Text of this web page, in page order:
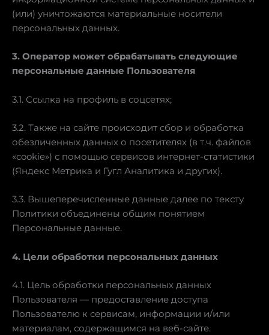
(или) уничтожаются материальные носители
персональных данных.
3. Оператор может обрабатывать следующие
персональные данные Пользователя
3.1. Ссылка на профиль в соцсетях;
3.2. Также на сайте происходит сбор и обработка
обезличенных данных о посетителях (в т.ч. файлов
«cookie») с помощью сервисов интернет-статистики
(Яндекс Метрика и Гугл Аналитика и других).
3.3. Вышеперечисленные данные далее по тексту
Политики объединены общим понятием
Персональные данные.
4. Цели обработки персональных данных
4.1. Цель обработки персональных данных
Пользователя — предоставление доступа
Пользователю к сервисам, информации и/или
материалам, содержащимся на веб-сайте.